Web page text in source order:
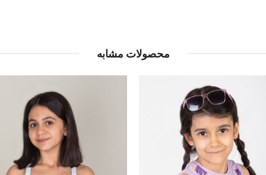
محصولات مشابه